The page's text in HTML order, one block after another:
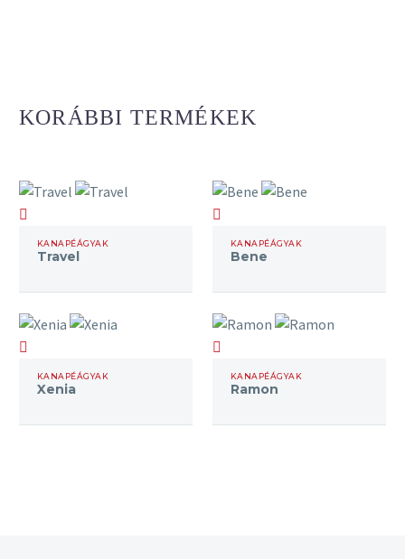
minőségű
hideghab szivacs
KORÁBBI TERMÉKEK
Travel
KANAPÉÁGYAK
Travel
Bene
KANAPÉÁGYAK
Bene
Xenia
KANAPÉÁGYAK
Xenia
Ramon
KANAPÉÁGYAK
Ramon